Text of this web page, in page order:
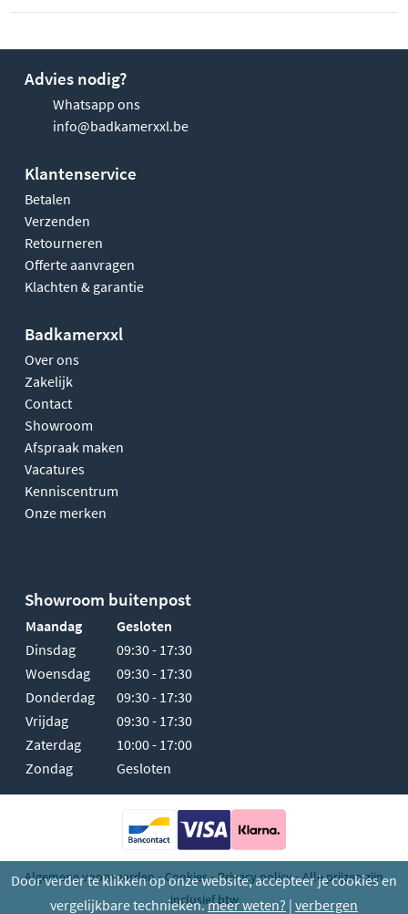
Door verder te klikken op onze website, accepteer je cookies en
vergelijkbare technieken.meer weten? | verbergen
Advies nodig?
Whatsapp ons
info@badkamerxxl.be
Klantenservice
Betalen
Verzenden
Retourneren
Offerte aanvragen
Klachten & garantie
Badkamerxxl
Over ons
Zakelijk
Contact
Showroom
Afspraak maken
Vacatures
Kenniscentrum
Onze merken
Showroom buitenpost
Maandag
Gesloten
Dinsdag
09:30 - 17:30
Woensdag
09:30 - 17:30
Donderdag
09:30 - 17:30
Vrijdag
09:30 - 17:30
Zaterdag
10:00 - 17:00
Zondag
Gesloten
Algemene voorwaarden -Cookies-Privacy policy -Alle prijzen zijn
inclusief btw